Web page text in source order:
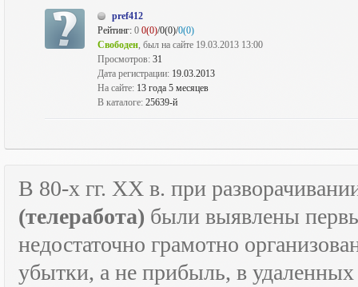
pref412
Рейтинг: 0 0(0)/0(0)/0(0)
Свободен, был на сайте 19.03.2013 13:00
Просмотров: 31
Дата регистрации: 19.03.2013
На сайте: 13 года 5 месяцев
В каталоге: 25639-й
В 80-х гг. XX в. при
(телеработа) были выявлены
недостаточно грамотно
убытки, а не прибыль, в удаленных